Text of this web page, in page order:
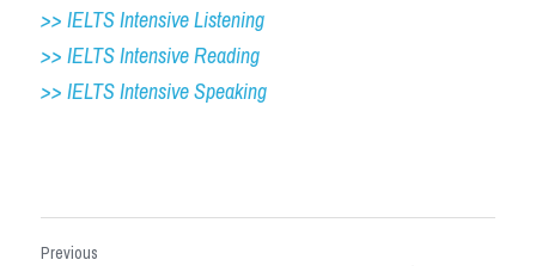
>> IELTS Intensive Listening
>> IELTS Intensive Reading
>> IELTS Intensive Speaking
Previous